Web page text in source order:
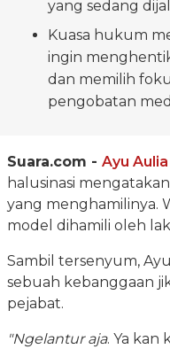
yang sedang
Kuasa hukum
ingin
dan memilih
pengobatan
Suara.com - Ayu Aulia
halusinasi
yang menghamilinya.
model dihamili oleh
Sambil tersenyum,
sebuah kebanggaan
pejabat.
"Ngelantur aja. Ya kan